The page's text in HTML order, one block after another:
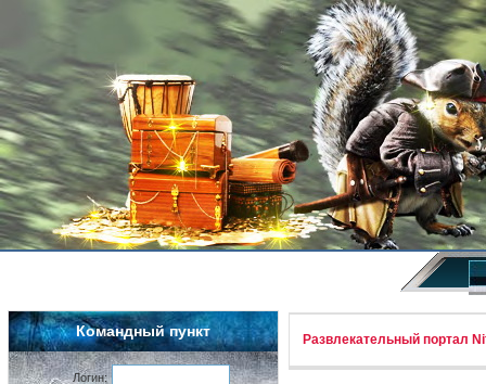
Командный пункт
Логин:
Развлекательный портал